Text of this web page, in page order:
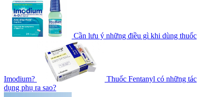
Cần lưu ý những điều gì khi dùng thuốc
Imodium?
Thuốc Fentanyl có những tác
dụng phụ ra sao?